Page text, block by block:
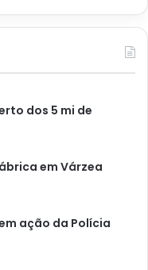
e leve. Aliás,
em uma mesma
dos 5 mi de
em Várzea
ação da Polícia